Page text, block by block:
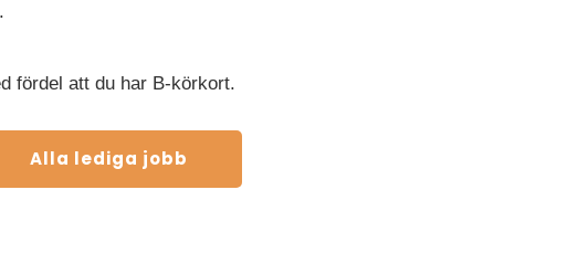
fördel att du har B-körkort.
Alla lediga jobb